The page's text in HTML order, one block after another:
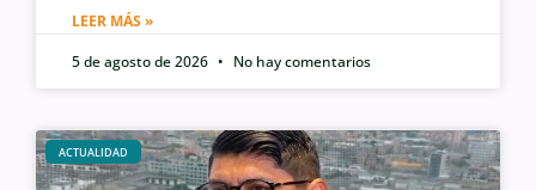
LEER MÁS »
5 de agosto de 2026
No hay comentarios
ACTUALIDAD